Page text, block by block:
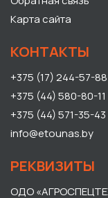
Карта сайта
КОНТАКТЫ
+375 (17) 244-57-88
+375 (44) 580-80-11
+375 (44) 571-35-43
info@etounas.by
РЕКВИЗИТЫ
ОДО